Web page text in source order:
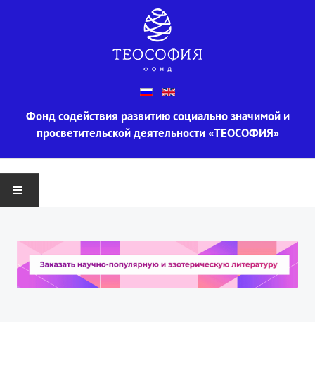
Фонд содействия развитию социально значимой и
просветительской деятельности «ТЕОСОФИЯ»
О ФОНДЕ
Информация